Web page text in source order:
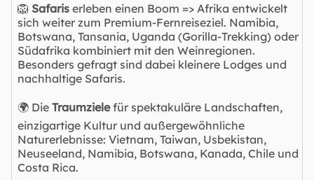
🦁 Safaris erleben einen Boom => Afrika entwickelt
sich weiter zum Premium-Fernreiseziel. Namibia,
Botswana, Tansania, Uganda (Gorilla-Trekking) oder
Südafrika kombiniert mit den Weinregionen.
Besonders gefragt sind dabei kleinere Lodges und
nachhaltige Safaris.
🌍 Die Traumzielefür spektakuläre Landschaften,
einzigartige Kultur und außergewöhnliche
Naturerlebnisse: Vietnam, Taiwan, Usbekistan,
Neuseeland, Namibia, Botswana, Kanada, Chile und
Costa Rica.